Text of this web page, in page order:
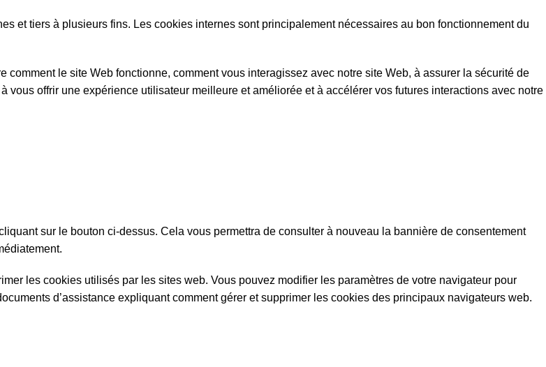
et tiers à plusieurs fins. Les cookies internes sont principalement nécessaires au bon fonctionnement du
le site Web fonctionne, comment vous interagissez avec notre site Web, à assurer la sécurité de
vous offrir une expérience utilisateur meilleure et améliorée et à accélérer vos futures interactions avec notre
sur le bouton ci-dessus. Cela vous permettra de consulter à nouveau la bannière de consentement
les cookies utilisés par les sites web. Vous pouvez modifier les paramètres de votre navigateur pour
d’assistance expliquant comment gérer et supprimer les cookies des principaux navigateurs web.